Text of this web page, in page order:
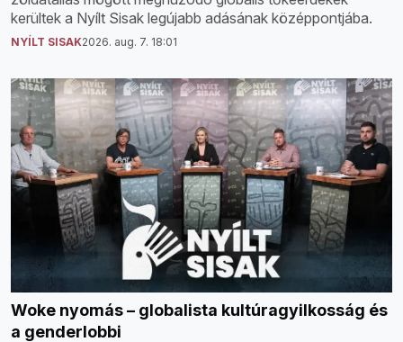
kerültek a Nyílt Sisak legújabb adásának középpontjába.
NYÍLT SISAK2026. aug. 7. 18:01
Woke nyomás – globalista kultúragyilkosság és
a genderlobbi